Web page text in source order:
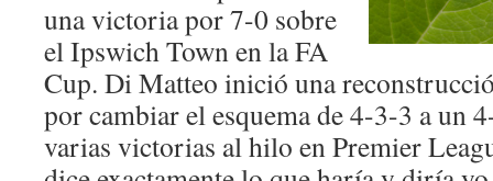
una victoria por 7-0 sobre
el Ipswich Town en la FA
Cup. Di Matteo inició una
por cambiar el esquema de 4-3-3 a un
varias victorias al hilo en Premier